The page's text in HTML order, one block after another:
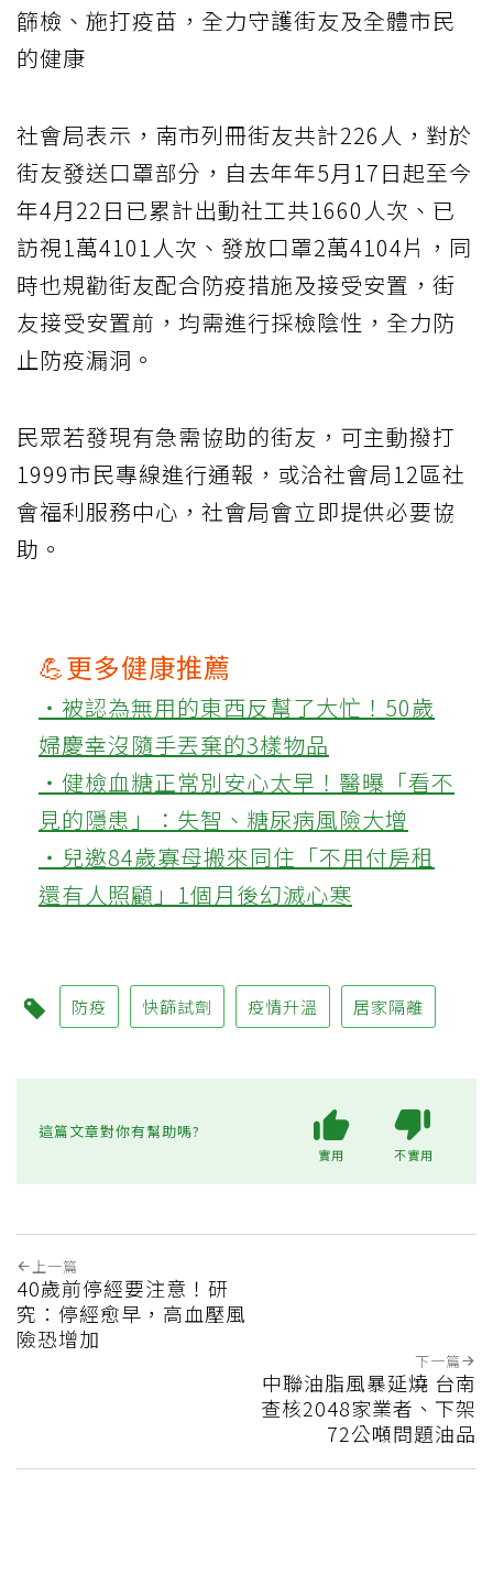
篩檢、施打疫苗，全力守護街友及全體市民
的健康
社會局表示，南市列冊街友共計226人，對於
街友發送口罩部分，自去年年5月17日起至今
年4月22日已累計出動社工共1660人次、已
訪視1萬4101人次、發放口罩2萬4104片，同
時也規勸街友配合防疫措施及接受安置，街
友接受安置前，均需進行採檢陰性，全力防
止防疫漏洞。
民眾若發現有急需協助的街友，可主動撥打
1999市民專線進行通報，或洽社會局12區社
會福利服務中心，社會局會立即提供必要協
助。
💪更多健康推薦
‧被認為無用的東西反幫了大忙！50歲
婦慶幸沒隨手丟棄的3樣物品
‧健檢血糖正常別安心太早！醫曝「看不
見的隱患」：失智、糖尿病風險大增
‧兒邀84歲寡母搬來同住「不用付房租
還有人照顧」1個月後幻滅心寒
防疫 快篩試劑 疫情升溫 居家隔離
這篇文章對你有幫助嗎?
實用 不實用
上一篇
40歲前停經要注意！研
究：停經愈早，高血壓風
險恐增加
下一篇
中聯油脂風暴延燒 台南
查核2048家業者、下架
72公噸問題油品